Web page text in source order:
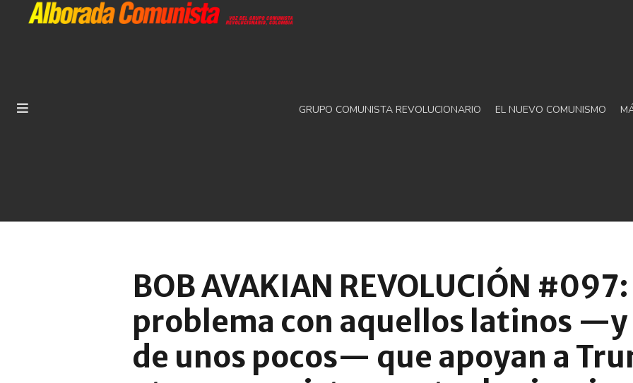
GRUPO COMUNISTA REVOLUCIONARIO EL NUEVO COMUNISMO
BOB AVAKIAN REVOLUCIÓN #097:
problema con aquellos latinos —y
de unos pocos— que apoyan a